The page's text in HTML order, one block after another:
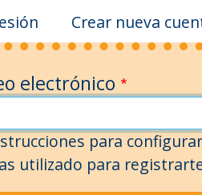
Crear nueva
electrónico
para
utilizado para